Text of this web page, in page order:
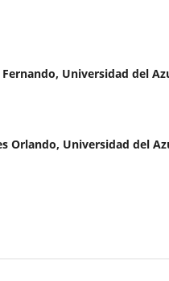
Universidad del
Orlando, Universidad del